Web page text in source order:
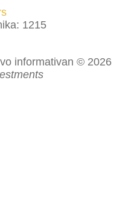
1215
informativan © 2026